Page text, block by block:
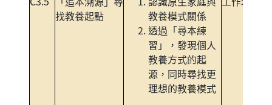
找教養起點
教養模式關係
透過「尋本練
習」，發現個人
教養方式的起
源，同時尋找更
理想的教養模式